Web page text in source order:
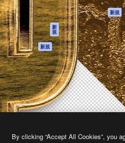
ChatGPT
けMCP
新
規
ージェント 新規
バイルアプリ
べてのMagnificツ
ル
オリジナル 新規
クッキーポリシ
トラストセンタ
アフィリエイト
法人向け
複写・転載を禁じます
By clicking “Accept All Cookies”, you